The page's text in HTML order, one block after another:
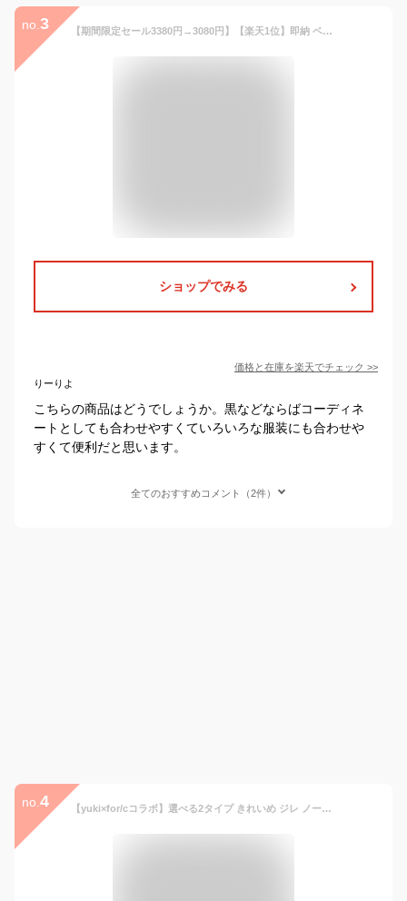
no. 3 【期間限定セール3380円→3080円】【楽天1位】即納 ベスト レディース 春秋 ノースリーブ ロングジレ トレンチベスト 無地 ジレンチ トップス ロングベスト レディース ジレ フォーマル 春 秋 冬 大きいサイズ ゆったり 大人 OL 通勤 20代 30代 40代 50代 送料無料
ショップでみる
価格と在庫を楽天でチェック >>
りーりよ
こちらの商品はどうでしょうか。黒などならばコーディネ
ートとしても合わせやすくていろいろな服装にも合わせや
すくて便利だと思います。
全てのおすすめコメント（2件）
no. 4 【yuki×for/cコラボ】選べる2タイプ きれいめ ジレ ノーカラー シングル テーラード ダブル レディース トップス 羽織 ベスト 低身長 リサイクルポリエステル エコ 23A/W 秋 冬 S/M/Lサイズ 洗濯可 for/c フォーシー 楽天room